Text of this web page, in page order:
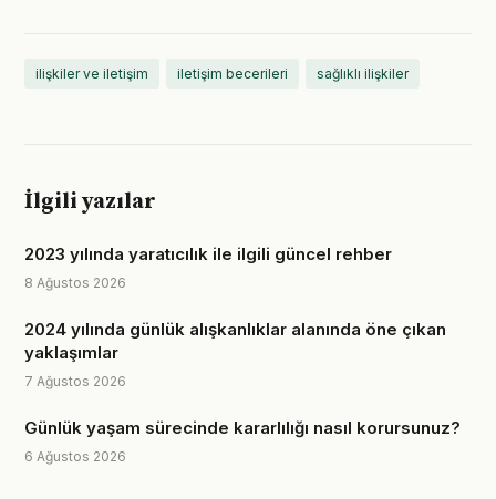
ilişkiler ve iletişim iletişim becerileri sağlıklı ilişkiler
İlgili yazılar
2023 yılında yaratıcılık ile ilgili güncel rehber
8 Ağustos 2026
2024 yılında günlük alışkanlıklar alanında öne çıkan
yaklaşımlar
7 Ağustos 2026
Günlük yaşam sürecinde kararlılığı nasıl korursunuz?
6 Ağustos 2026